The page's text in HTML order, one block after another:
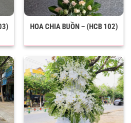
HOA CHIA BUỒN – (HCB 102)